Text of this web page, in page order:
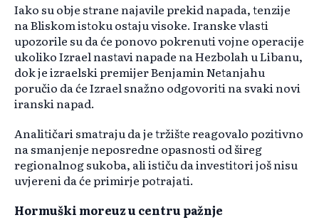
Iako su obje strane najavile prekid napada, tenzije
na Bliskom istoku ostaju visoke. Iranske vlasti
upozorile su da će ponovo pokrenuti vojne operacije
ukoliko Izrael nastavi napade na Hezbolah u Libanu,
dok je izraelski premijer Benjamin Netanjahu
poručio da će Izrael snažno odgovoriti na svaki novi
iranski napad.
Analitičari smatraju da je tržište reagovalo pozitivno
na smanjenje neposredne opasnosti od šireg
regionalnog sukoba, ali ističu da investitori još nisu
uvjereni da će primirje potrajati.
Hormuški moreuz u centru pažnje